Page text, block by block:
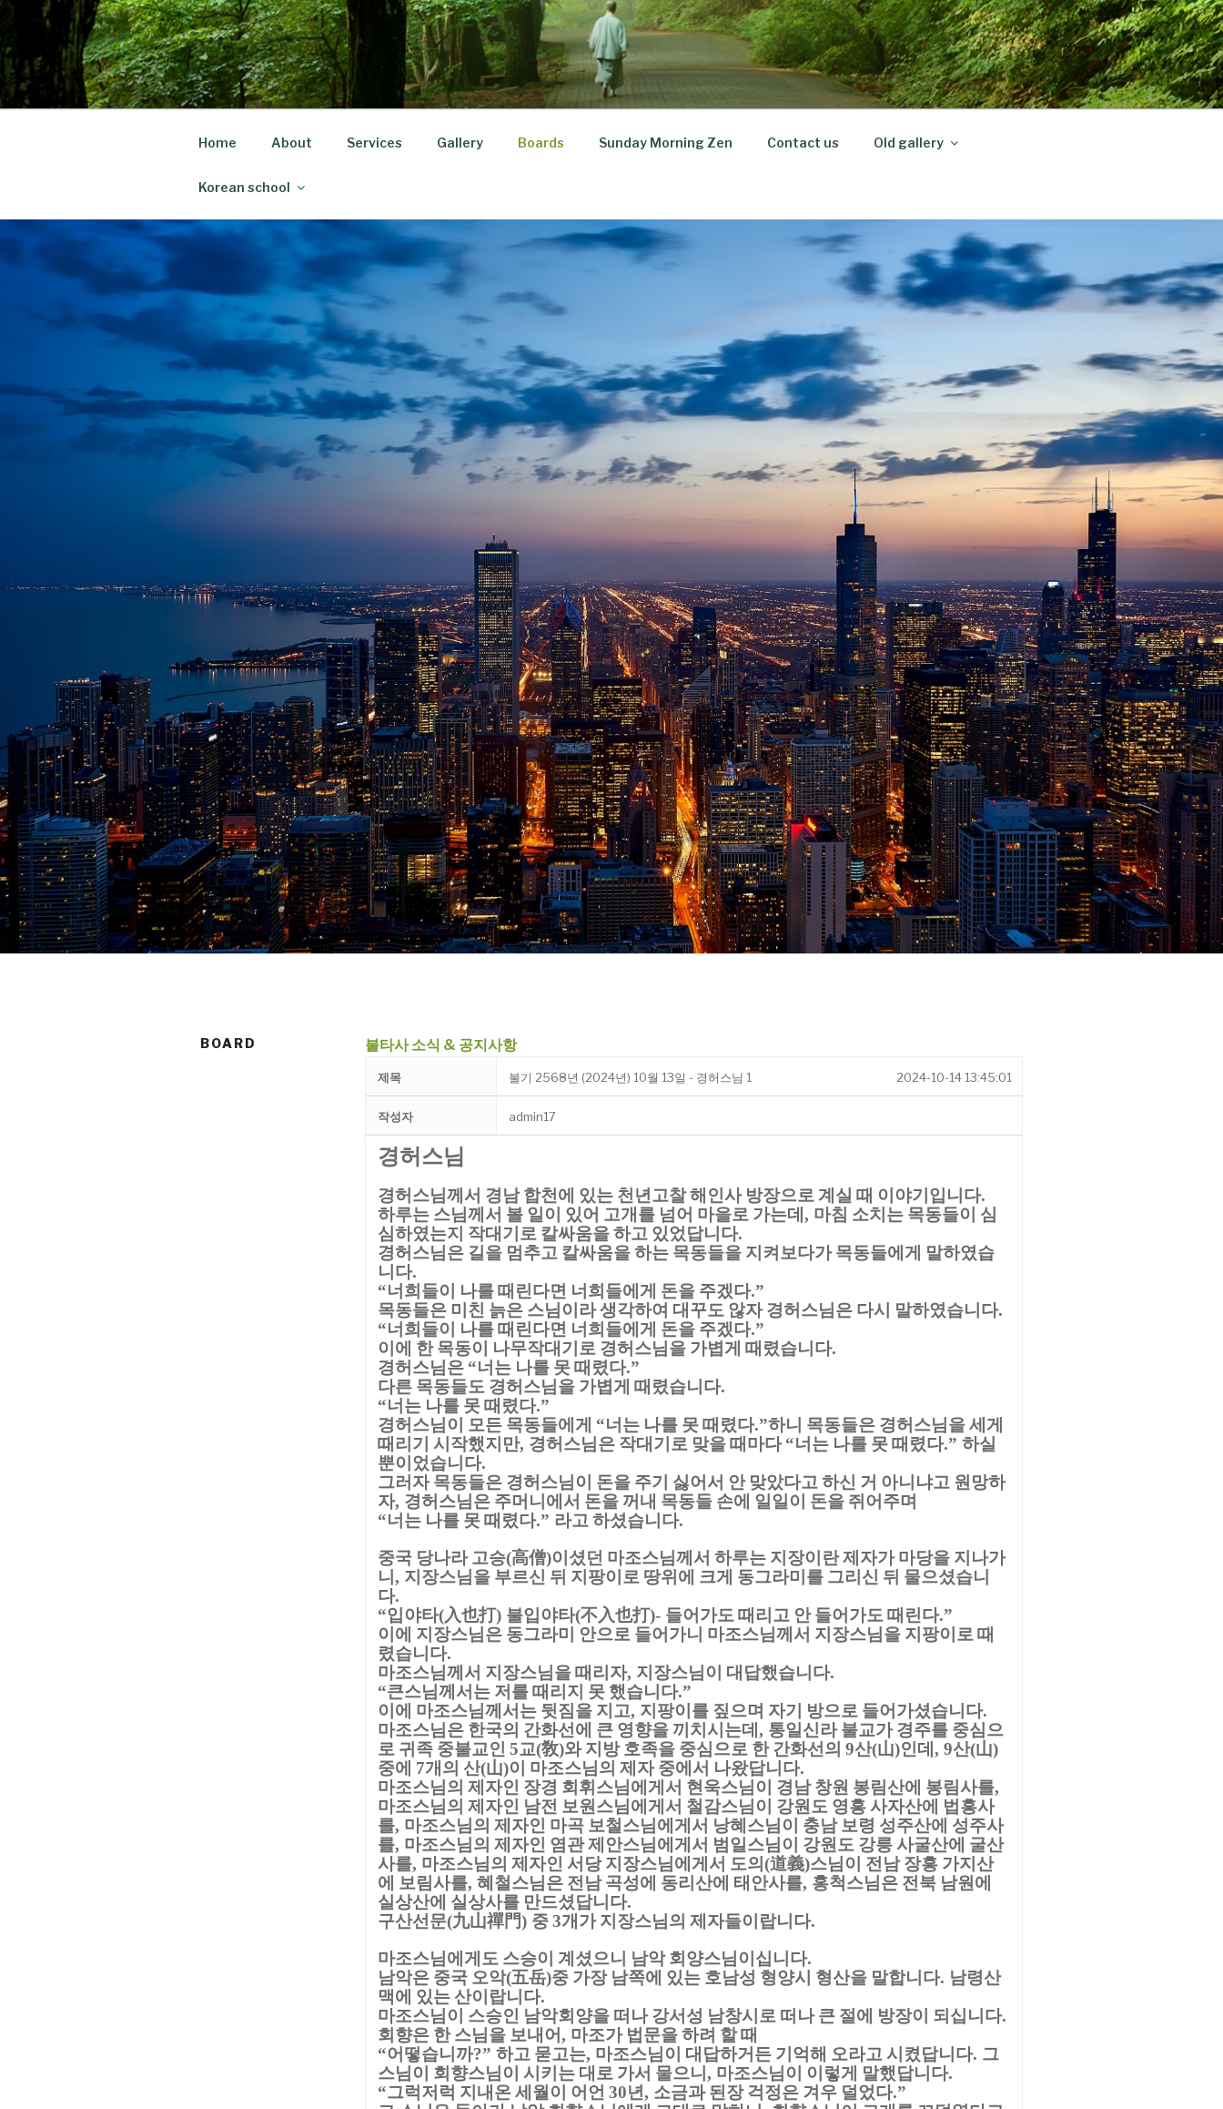
Skip
content
Home About Services Gallery Boards Sunday Morning Zen Contact us Old gallery
Korean school
BOARD 불타사 소식 & 공지사항
제목 불기 2568년 (2024년) 10월 13일 - 경허스님 1 2024-10-14 13:45:01
작성자 admin17
경허스님
경허스님께서 경남 합천에 있는 천년고찰 해인사 방장으로 계실 때 이야기입니다.
하루는 스님께서 볼 일이 있어 고개를 넘어 마을로 가는데 , 마침 소치는 목동들이 심
심하였는지 작대기로 칼싸움을 하고 있었답니다.
경허스님은 길을 멈추고 칼싸움을 하는 목동들을 지켜보다가 목동들에게 말하였습
니다.
“너희들이 나를 때린다면 너희들에게 돈을 주겠다.”
목동들은 미친 늙은 스님이라 생각하여 대꾸도 않자 경허스님은 다시 말하였습니다.
“너희들이 나를 때린다면 너희들에게 돈을 주겠다.”
이에 한 목동이 나무작대기로 경허스님을 가볍게 때렸습니다.
경허스님은 “너는 나를 못 때렸다.”
다른 목동들도 경허스님을 가볍게 때렸습니다.
“너는 나를 못 때렸다.”
경허스님이 모든 목동들에게 “너는 나를 못 때렸다.”하니 목동들은 경허스님을 세게
때리기 시작했지만, 경허스님은 작대기로 맞을 때마다“너는 나를 못 때렸다.” 하실
뿐이었습니다.
그러자 목동들은 경허스님이 돈을 주기 싫어서 안 맞았다고 하신 거 아니냐고 원망하
자, 경허스님은 주머니에서 돈을 꺼내 목동들 손에 일일이 돈을 쥐어주며
“너는 나를 못 때렸다.” 라고 하셨습니다.
중국 당나라 고승(高僧)이셨던 마조스님께서 하루는 지장이란 제자가 마당을 지나가
니 , 지장스님을 부르신 뒤 지팡이로 땅위에 크게 동그라미를 그리신 뒤 물으셨습니
다.
“입야타(入也打) 불입야타(不入也打)- 들어가도 때리고 안 들어가도 때린다.”
이에 지장스님은 동그라미 안으로 들어가니 마조스님께서 지장스님을 지팡이로 때
렸습니다.
마조스님께서 지장스님을 때리자, 지장스님이 대답했습니다.
“큰스님께서는 저를 때리지 못 했습니다.”
이에 마조스님께서는 뒷짐을 지고, 지팡이를 짚으며 자기 방으로 들어가셨습니다.
마조스님은 한국의 간화선에 큰 영향을 끼치시는데 , 통일신라 불교가 경주를 중심으
로 귀족 중불교인 5교(敎)와 지방 호족을 중심으로 한 간화선의 9산(山)인데 , 9산(山)
중에 7개의 산(山)이 마조스님의 제자 중에서 나왔답니다.
마조스님의 제자인 장경 회휘스님에게서 현욱스님이 경남 창원 봉림산에 봉림사를,
마조스님의 제자인 남전 보원스님에게서 철감스님이 강원도 영흥 사자산에 법흥사
를, 마조스님의 제자인 마곡 보철스님에게서 낭혜스님이 충남 보령 성주산에 성주사
를, 마조스님의 제자인 염관 제안스님에게서 범일스님이 강원도 강릉 사굴산에 굴산
사를, 마조스님의 제자인 서당 지장스님에게서 도의(道義)스님이 전남 장흥 가지산
에 보림사를, 혜철스님은 전남 곡성에 동리산에 태안사를, 홍척스님은 전북 남원에
실상산에 실상사를 만드셨답니다.
구산선문(九山禪門) 중3개가 지장스님의 제자들이랍니다.
마조스님에게도 스승이 계셨으니 남악 회양스님이십니다.
남악은 중국 오악(五岳)중 가장 남쪽에 있는 호남성 형양시 형산을 말합니다. 남령산
맥에 있는 산이랍니다.
마조스님이 스승인 남악회양을 떠나 강서성 남창시로 떠나 큰 절에 방장이 되십니다.
회향은 한 스님을 보내어, 마조가 법문을 하려 할 때
“어떻습니까?” 하고 묻고는, 마조스님이 대답하거든 기억해 오라고 시켰답니다. 그
스님이 회향스님이 시키는 대로 가서 물으니 , 마조스님이 이렇게 말했답니다.
“그럭저럭 지내온 세월이 어언 30년, 소금과 된장 걱정은 겨우 덜었다.”